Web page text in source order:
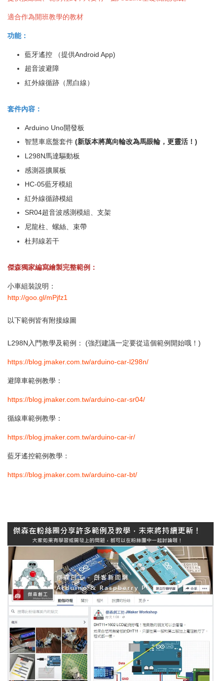
適合作為開班教學的教材
功能：
藍牙遙控 （提供Android App)
超音波避障
紅外線循跡（黑白線）
套件內容：
Arduino Uno開發板
智慧車底盤套件 (新版本將萬向輪改為馬眼輪，更靈活！)
L298N馬達驅動板
感測器擴展板
HC-05藍牙模組
紅外線循跡模組
SR04超音波感測模組、支架
尼龍柱、螺絲、束帶
杜邦線若干
傑森獨家編寫繪製完整範例：
小車組裝說明：
http://goo.gl/mPjfz1
以下範例皆有附接線圖
L298N入門教學及範例： (強烈建議一定要從這個範例開始哦！)
https://blog.jmaker.com.tw/arduino-car-l298n/
避障車範例教學：
https://blog.jmaker.com.tw/arduino-car-sr04/
循線車範例教學：
https://blog.jmaker.com.tw/arduino-car-ir/
藍牙遙控範例教學：
https://blog.jmaker.com.tw/arduino-car-bt/